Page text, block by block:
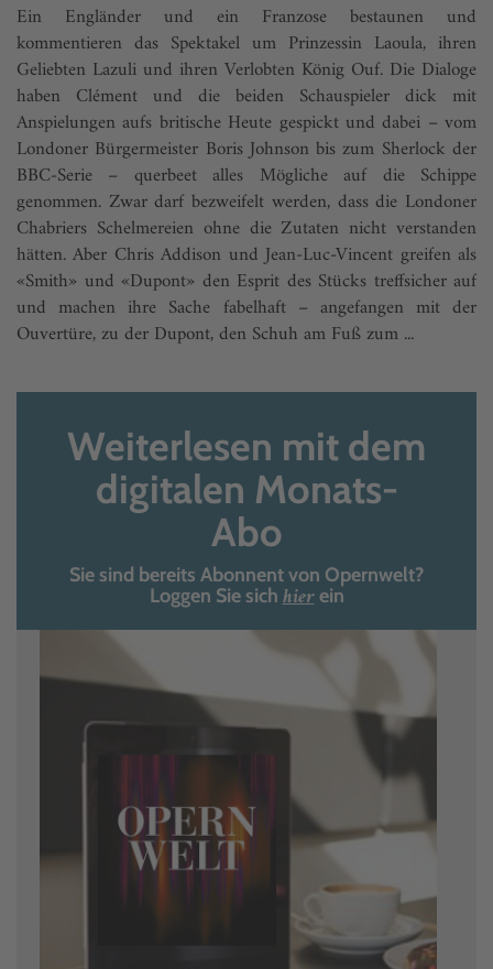
Ein Engländer und ein Franzose bestaunen und
kommentieren das Spektakel um Prinzessin Laoula, ihren
Geliebten Lazuli und ihren Verlobten König Ouf. Die Dialoge
haben Clément und die beiden Schauspieler dick mit
Anspielungen aufs britische Heute gespickt und dabei – vom
Londoner Bürgermeister Boris Johnson bis zum Sherlock der
BBC-Serie – querbeet alles Mögliche auf die Schippe
genommen. Zwar darf bezweifelt werden, dass die Londoner
Chabriers Schelmereien ohne die Zutaten nicht verstanden
hätten. Aber Chris Addison und Jean-Luc-Vincent greifen als
«Smith» und «Dupont» den Esprit des Stücks treffsicher auf
und machen ihre Sache fabelhaft – angefangen mit der
Ouvertüre, zu der Dupont, den Schuh am Fuß zum ...
Weiterlesen mit dem
digitalen Monats-
Abo
Sie sind bereits Abonnent von Opernwelt?
Loggen Sie sich hierein